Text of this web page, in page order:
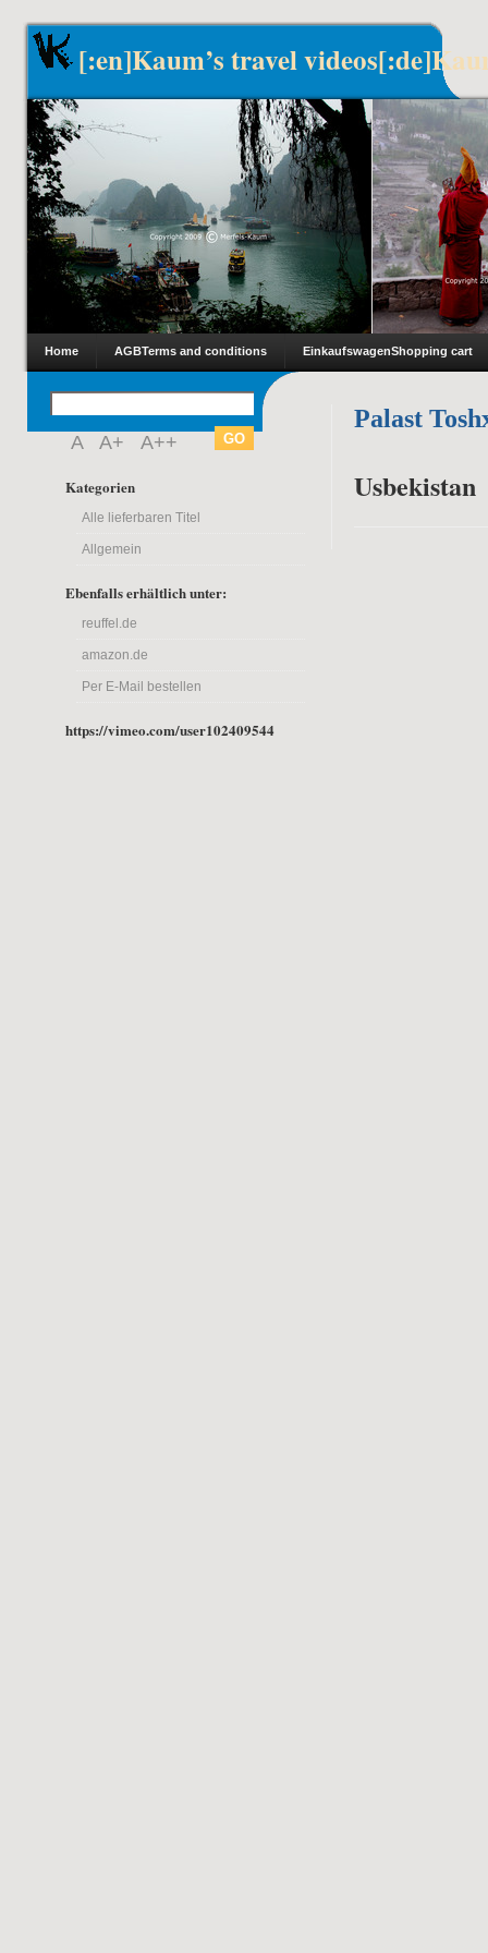
[:en]Kaum’s travel
Home AGBTerms and conditions EinkaufswagenShopping cart
A A+ A++
Kategorien
Alle lieferbaren Titel
Allgemein
Ebenfalls erhältlich unter:
reuffel.de
amazon.de
Per E-Mail bestellen
https://vimeo.com/user102409544
Palast
Usbekistan